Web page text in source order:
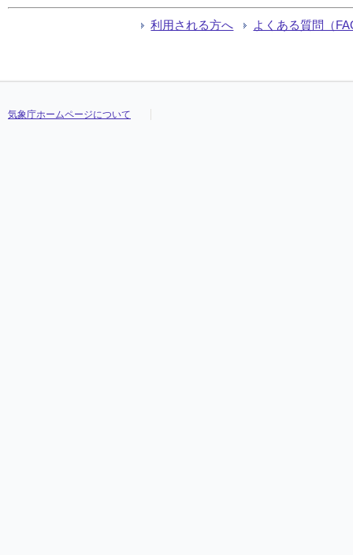
利用される方へ よくある質問（
気象庁ホームページについて